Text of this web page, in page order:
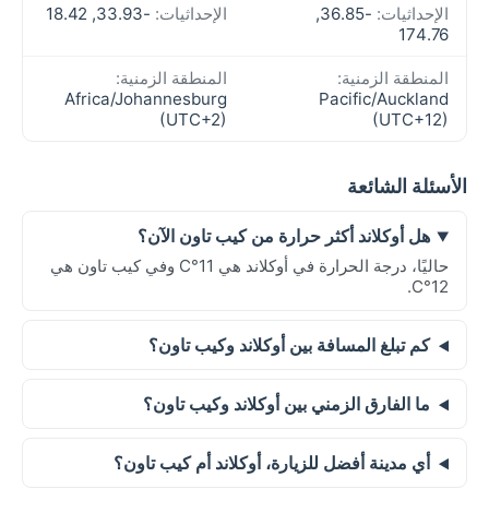
الإحداثيات:
-36.85,
174.76
الإحداثيات: -33.93, 18.42
المنطقة الزمنية:
Pacific/Auckland
(UTC+12)
المنطقة الزمنية:
Africa/Johannesburg
(UTC+2)
الأسئلة الشائعة
هل أوكلاند أكثر حرارة من كيب تاون الآن؟
حاليًا، درجة الحرارة في أوكلاند هي 11°C وفي كيب تاون هي
12°C.
كم تبلغ المسافة بين أوكلاند وكيب تاون؟
ما الفارق الزمني بين أوكلاند وكيب تاون؟
أي مدينة أفضل للزيارة، أوكلاند أم كيب تاون؟